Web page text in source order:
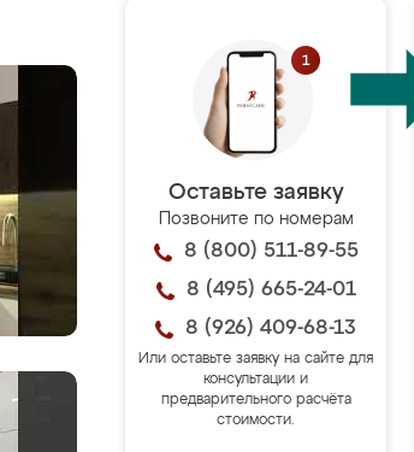
Оставьте заявку
Позвоните по номерам
8 (800) 511-89-55
8 (495) 665-24-01
8 (926) 409-68-13
Или оставьте заявку на сайте для
консультации и
предварительного расчёта
стоимости.